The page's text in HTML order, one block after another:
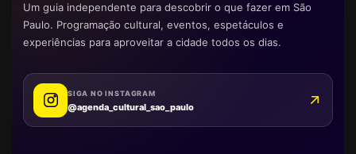
Um guia independente para descobrir o que fazer em São
Paulo. Programação cultural, eventos, espetáculos e
experiências para aproveitar a cidade todos os dias.
SIGA NO INSTAGRAM
@agenda_cultural_sao_paulo